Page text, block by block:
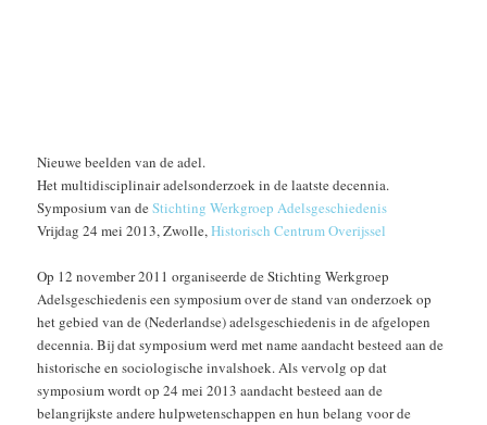
Nieuwe beelden van de adel.
Het multidisciplinair adelsonderzoek in de laatste decennia.
Symposium van deStichting Werkgroep Adelsgeschiedenis
Vrijdag 24 mei 2013, Zwolle,Historisch Centrum Overijssel
Op 12 november 2011 organiseerde de Stichting Werkgroep
Adelsgeschiedenis een symposium over de stand van onderzoek op
het gebied van de (Nederlandse) adelsgeschiedenis in de afgelopen
decennia. Bij dat symposium werd met name aandacht besteed aan de
historische en sociologische invalshoek. Als vervolg op dat
symposium wordt op 24 mei 2013 aandacht besteed aan de
belangrijkste andere hulpwetenschappen en hun belang voor de